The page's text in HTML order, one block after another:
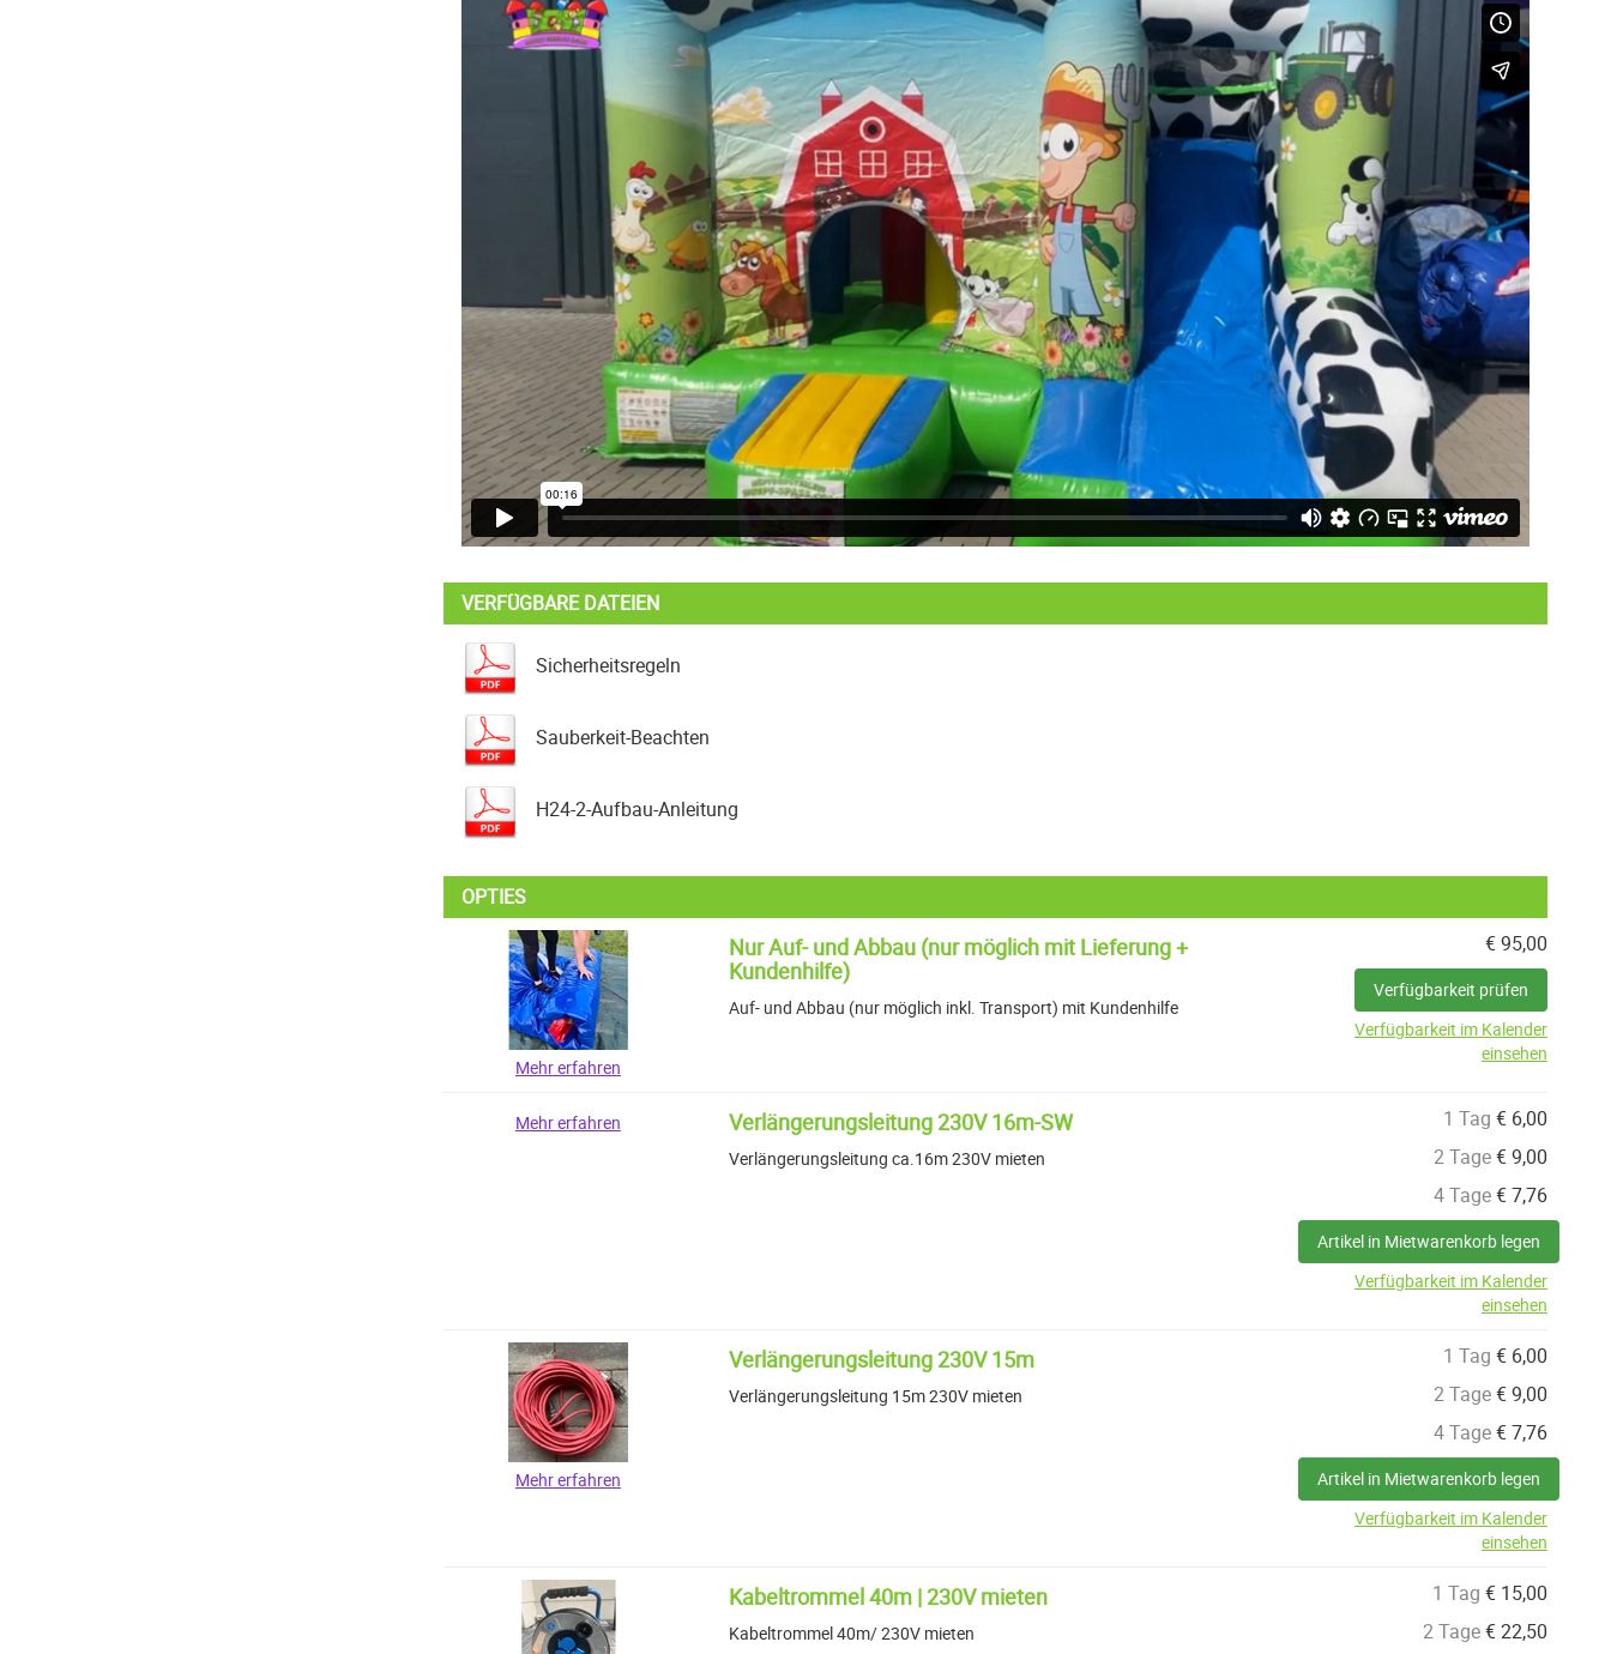
VERFÜGBARE DATEIEN
Sicherheitsregeln
Sauberkeit-Beachten
H24-2-Aufbau-Anleitung
OPTIES
Mehr erfahren
€95,00
Verfügbarkeit prüfen
Verfügbarkeit im Kalender
einsehen
Nur Auf- und Abbau (nur möglich mit Lieferung +
Kundenhilfe)
Auf- und Abbau (nur möglich inkl. Transport) mit Kundenhilfe
Mehr erfahren 1 Tag € 6,00
2 Tage€9,00
4 Tage€7,76
Artikel in Mietwarenkorb legen
Verfügbarkeit im Kalender
einsehen
Verlängerungsleitung 230V 16m-SW
Verlängerungsleitung ca.16m 230V mieten
Mehr erfahren
1 Tag € 6,00
2 Tage€9,00
4 Tage€7,76
Artikel in Mietwarenkorb legen
Verfügbarkeit im Kalender
einsehen
Verlängerungsleitung 230V 15m
Verlängerungsleitung 15m 230V mieten
1 Tag € 15,00
2 Tage€22,50
Kabeltrommel 40m | 230V mieten
Kabeltrommel 40m/ 230V mieten